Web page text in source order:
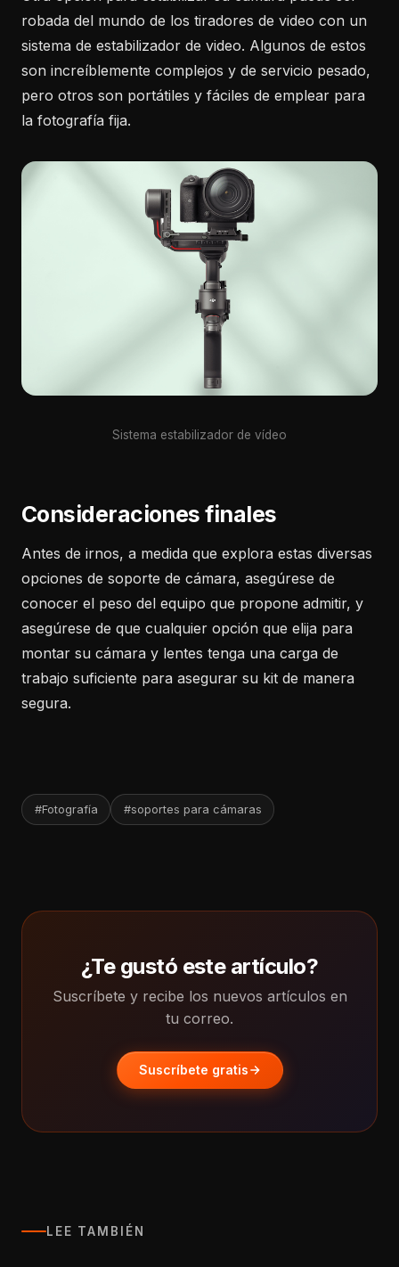
robada del mundo de los tiradores de video con un
sistema de estabilizador de video. Algunos de estos
son increíblemente complejos y de servicio pesado,
pero otros son portátiles y fáciles de emplear para
la fotografía fija.
Sistema estabilizador de vídeo
Consideraciones finales
Antes de irnos, a medida que explora estas diversas
opciones de soporte de cámara, asegúrese de
conocer el peso del equipo que propone admitir, y
asegúrese de que cualquier opción que elija para
montar su cámara y lentes tenga una carga de
trabajo suficiente para asegurar su kit de manera
segura.
#Fotografía #soportes para cámaras
¿Te gustó este artículo?
Suscríbete y recibe los nuevos artículos en
tu correo.
Suscríbete gratis
LEE TAMBIÉN